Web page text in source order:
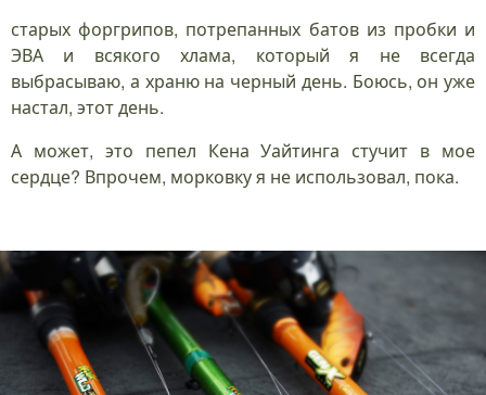
старых форгрипов, потрепанных батов из пробки и
ЭВА и всякого хлама, который я не всегда
выбрасываю, а храню на черный день. Боюсь, он уже
настал, этот день.
А может, это пепел Кена Уайтинга стучит в мое
сердце? Впрочем, морковку я не использовал, пока.